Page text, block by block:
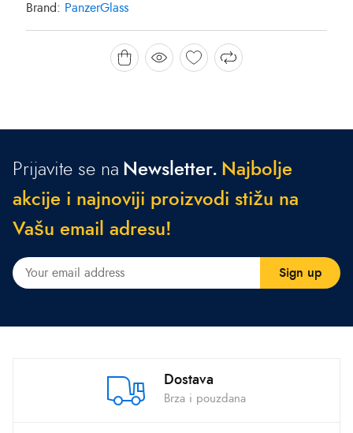
Brand: PanzerGlass
Prijavite se na Newsletter. Naj bo je
a kcije i najnoviji proizvod i stižu na
Vašu emai ad resu!
Dostava
Brza i pouzdana